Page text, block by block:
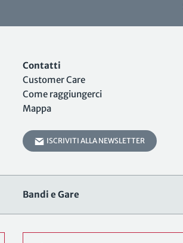
Contatti
Customer Care
Come raggiungerci
Mappa
ISCRIVITI ALLA NEWSLETTER
Bandi e Gare